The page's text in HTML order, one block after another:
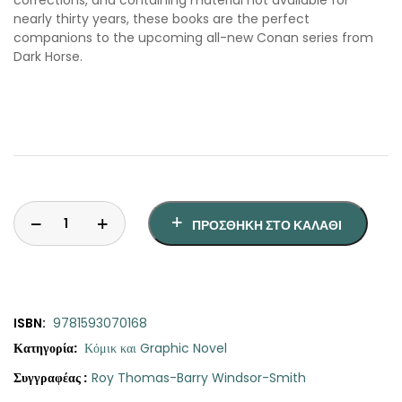
nearly thirty years, these books are the perfect
companions to the upcoming all-new Conan series from
Dark Horse.
ΠΡΟΣΘΉΚΗ ΣΤΟ ΚΑΛΆΘΙ
ISBN: 9781593070168
Κατηγορία: Κόμικ και Graphic Novel
Συγγραφέας : Roy Thomas-Barry Windsor-Smith